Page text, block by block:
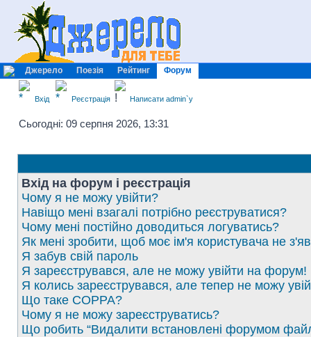
Джерело Поезія Рейтинг Форум
Вхід Реєстрація Написати admin`у
Сьогодні: 09 серпня 2026, 13:31
Вхід на форум і реєстрація
Чому я не можу увійти?
Навіщо мені взагалі потрібно реєструватися?
Чому мені постійно доводиться логуватись?
Як мені зробити, щоб моє ім'я користувача не
Я забув свій пароль
Я зареєструвався, але не можу увійти на форум!
Я колись зареєструвався, але тепер не можу
Що таке COPPA?
Чому я не можу зареєструватись?
Що робить “Видалити встановлені форумом